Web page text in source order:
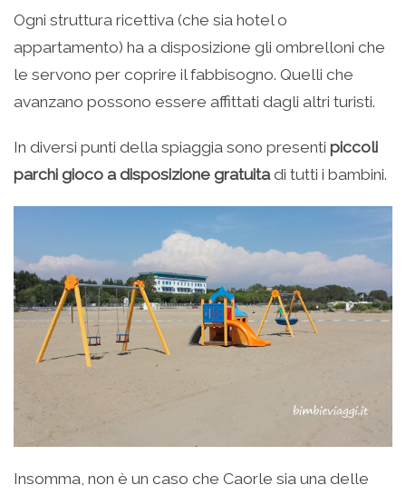
Ogni struttura ricettiva (che sia hotel o
appartamento) ha a disposizione gli ombrelloni che
le servono per coprire il fabbisogno. Quelli che
avanzano possono essere affittati dagli altri turisti.
In diversi punti della spiaggia sono presenti piccoli
parchi gioco a disposizione gratuitadi tutti i bambini.
Insomma, non è un caso che Caorle sia una delle